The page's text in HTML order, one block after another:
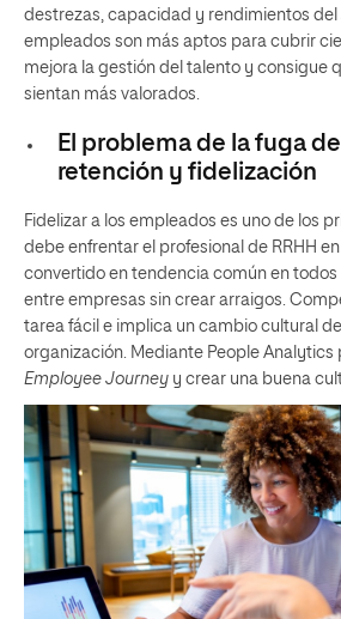
destrezas, capacidad y rendimientos del
empleados son más aptos para cubrir
mejora la gestión del talento y consigue
sientan más valorados.
El problema de la fuga
retención y fidelización
Fidelizar a los empleados es uno de los
debe enfrentar el profesional de RRHH
convertido en tendencia común en
entre empresas sin crear arraigos.
tarea fácil e implica un cambio cultural
organización. Mediante People Analytics
Employee Journey y crear una buena